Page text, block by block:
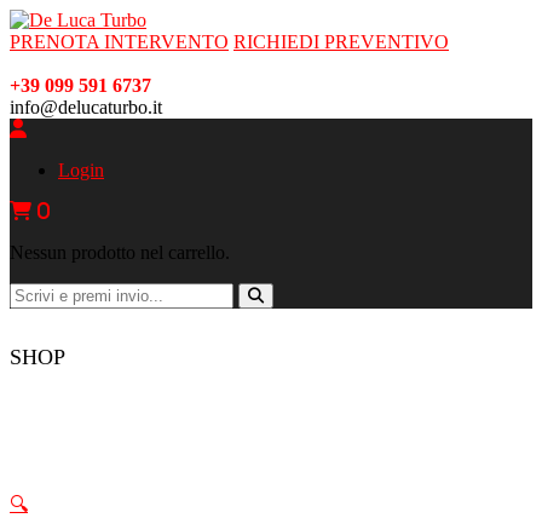
PRENOTA INTERVENTO RICHIEDI PREVENTIVO
+39 099 591 6737
info@delucaturbo.it
Login
0
Nessun prodotto nel carrello.
SHOP
🔍